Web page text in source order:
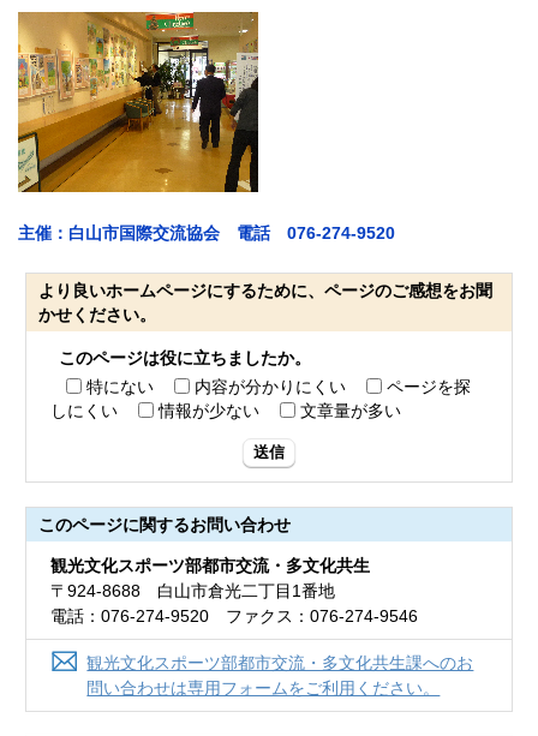
主催：白山市国際交流協会 電話 076-274-9520
より良いホームページにするために、ページのご感想をお聞
かせください。
このページは役に立ちましたか。
特にない
内容が分かりにくい
ページを探
しにくい
情報が少ない 文章量が多い
送信
このページに関するお問い合わせ
観光文化スポーツ部都市交流・多文化共生
〒924-8688 白山市倉光二丁目1番地
電話：076-274-9520 ファクス：076-274-9546
観光文化スポーツ部都市交流・多文化共生課へのお
問い合わせは専用フォームをご利用ください。